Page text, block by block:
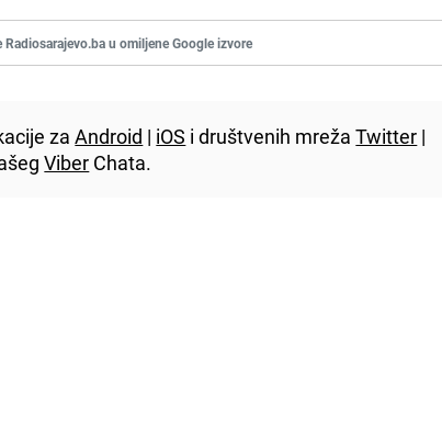
Radiosarajevo.ba u omiljene Google izvore
zaAndroid | iOS i društvenih mrežaTwitter |
Viber Chata.